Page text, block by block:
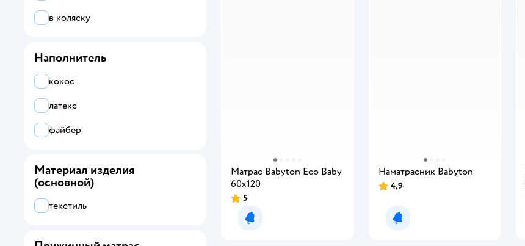
Матрас Babyton Eco Baby
60х120
5
Уведомить о появлении
Наматрасник Babyton
4,9
Уведомить о появлении
в коляску
Наполнитель
кокос
латекс
файбер
Материал изделия
(основной)
текстиль